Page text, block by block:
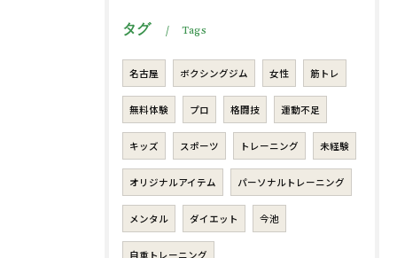
タグ Tags
名古屋 ボクシングジム 女性 筋トレ
無料体験 プロ 格闘技 運動不足
キッズ スポーツ トレーニング 未経験
オリジナルアイテム パーソナルトレーニング
メンタル ダイエット 今池
自重トレーニング